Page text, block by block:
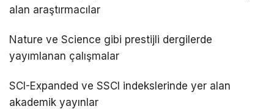
alan araştırmacılar
Nature ve Science gibi prestijli dergilerde
yayımlanan çalışmalar
SCI-Expanded ve SSCI indekslerinde yer alan
akademik yayınlar